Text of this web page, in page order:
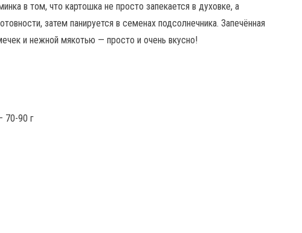
в том, что картошка не просто запекается в духовке, а
затем панируется в семенах подсолнечника. Запечённая
и нежной мякотью — просто и очень вкусно!
70-90 г